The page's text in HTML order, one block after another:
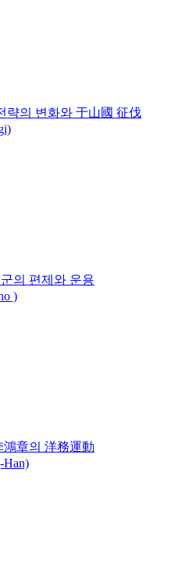
략의 변화와 于山國 征伐
의 편제와 운용
)
鴻章의 洋務運動
Han)